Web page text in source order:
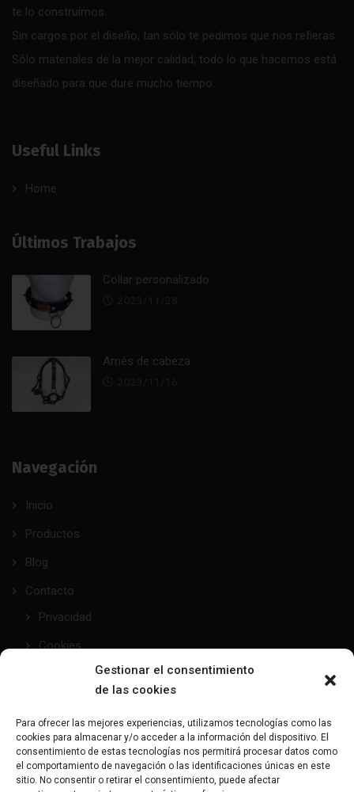
Gestionar el consentimiento
de las cookies
Para ofrecer las mejores experiencias, utilizamos tecnologías como las
cookies para almacenar y/o acceder a la información del dispositivo. El
consentimiento de estas tecnologías nos permitirá procesar datos como
el comportamiento de navegación o las identificaciones únicas en este
sitio. No consentir o retirar el consentimiento, puede afectar
te lo construímos.
Sin cargos por el diseño, tan sólo te pedimos que nos refieras.
Sólo materiales de la mejor calidad, todo lo que hacemos está
diseñado para que dure mucho tiempo.
Useful Links
Home
Últimos Trabajos
Collar personalizado
Arnés de cabeza
Navegación
Inicio
Productos
Blog
Contacto
Privacidad
Cookies
taller@mundofetish.com
Envía un email